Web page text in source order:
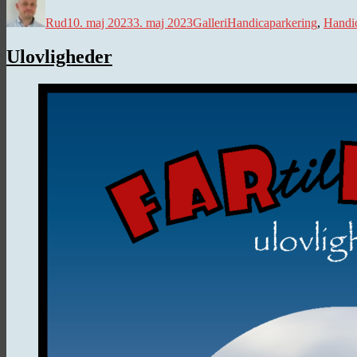
Rud10. maj 20233. maj 2023GalleriHandicaparkering,
Ulovligheder